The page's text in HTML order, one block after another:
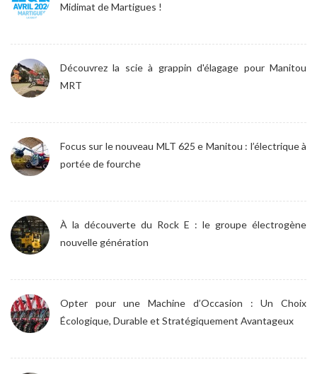
Midimat de Martigues !
Découvrez la scie à grappin d'élagage pour Manitou
MRT
Focus sur le nouveau MLT 625 e Manitou : l’électrique à
portée de fourche
À la découverte du Rock E : le groupe électrogène
nouvelle génération
Opter pour une Machine d’Occasion : Un Choix
Écologique, Durable et Stratégiquement Avantageux